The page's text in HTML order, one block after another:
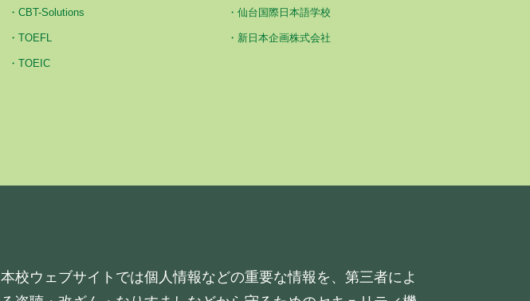
CBT-Solutions
TOEFL
TOEIC
仙台国際日本語学校
新日本企画株式会社
本校ウェブサイトでは個人情報などの重要な情報を、第三者によ